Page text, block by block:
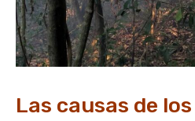
Las causas de